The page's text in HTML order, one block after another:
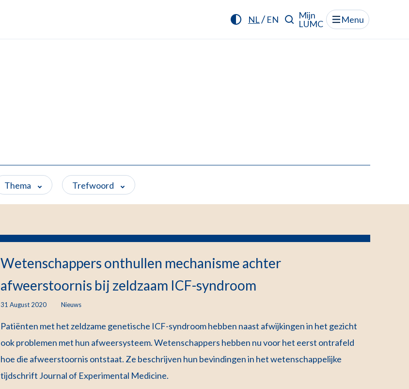
NL/ EN
Mijn
LUMC
Menu
Thema Trefwoord
Wetenschappers onthullen mechanisme achter
afweerstoornis bij zeldzaam ICF-syndroom
31 August 2020 Nieuws
Patiënten met het zeldzame genetische ICF-syndroom hebben naast afwijkingen in het gezicht
ook problemen met hun afweersysteem. Wetenschappers hebben nu voor het eerst ontrafeld
hoe die afweerstoornis ontstaat. Ze beschrijven hun bevindingen in het wetenschappelijke
tijdschrift Journal of Experimental Medicine.